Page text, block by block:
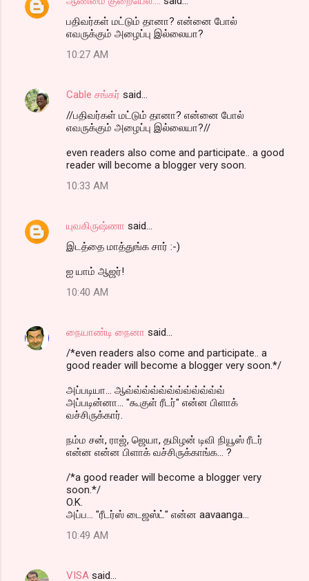
ப‌திவ‌ர்க‌ள் ம‌ட்டும் தானா? என்னை போல்
எவ‌ருக்கும் அழைப்பு இல்லையா?
10:27 AM
Cable சங்கர் said…
//ப‌திவ‌ர்க‌ள் ம‌ட்டும் தானா? என்னை போல்
எவ‌ருக்கும் அழைப்பு இல்லையா?//
even readers also come and participate.. a good
reader will become a blogger very soon.
10:33 AM
யுவகிருஷ்ணா said…
இடத்தை மாத்துங்க சார் :-)
ஐ யாம் ஆஜர்!
10:40 AM
நையாண்டி நைனா said…
/*even readers also come and participate.. a
good reader will become a blogger very soon.*/
அப்படியா... ஆவ்வ்வ்வ்வ்வ்வ்வ்வ்வ்வ்வ்
அப்படின்னா... "கூகுள் ரீடர்" என்ன பிளாக்
வச்சிருக்கார்.
நம்ம சன், ராஜ், ஜெயா, தமிழன் டிவி நியூஸ் ரீடர்
என்ன என்ன பிளாக் வச்சிருக்காங்க... ?
/*a good reader will become a blogger very
soon.*/
O.K.
அப்ப... "ரீடர்ஸ் டைஜஸ்ட்" என்ன aavaanga...
10:49 AM
VISA said…